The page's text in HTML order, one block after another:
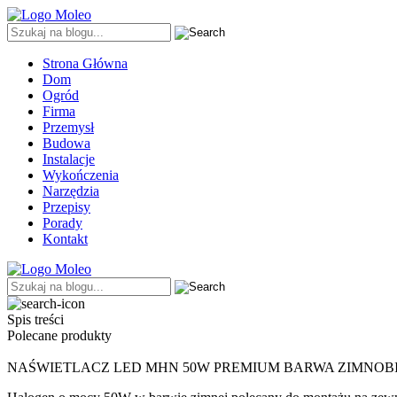
Strona Główna
Dom
Ogród
Firma
Przemysł
Budowa
Instalacje
Wykończenia
Narzędzia
Przepisy
Porady
Kontakt
Spis treści
Polecane produkty
NAŚWIETLACZ LED MHN 50W PREMIUM BARWA